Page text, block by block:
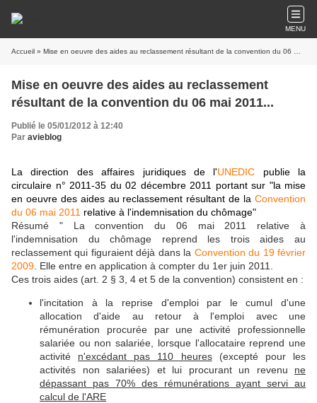
MENU
Accueil » Mise en oeuvre des aides au reclassement résultant de la convention du 06 mai 2011...
Mise en oeuvre des aides au reclassement
résultant de la convention du 06 mai 2011...
Publié le 05/01/2012 à 12:40
Par avieblog
La direction des affaires juridiques de l'UNEDIC publie la
circulaire n° 2011-35 du 02 décembre 2011 portant sur "la mise
en oeuvre des aides au reclassement résultant de la Convention
du 06 mai 2011 relative à l'indemnisation du chômage"
Résumé " La convention du 06 mai 2011 relative à
l'indemnisation du chômage reprend les trois aides au
reclassement qui figuraient déjà dans la Convention du 19 février
2009 . Elle entre en application à compter du 1er juin 2011.
Ces trois aides (art. 2 § 3, 4 et 5 de la convention) consistent en :
l'incitation à la reprise d'emploi par le cumul d'une
allocation d'aide au retour à l'emploi avec une
rémunération procurée par une activité professionnelle
salariée ou non salariée, lorsque l'allocataire reprend une
activité n'excédant pas 110 heures(excepté pour les
activités non salariées) et lui procurant un revenu ne
dépassant pas 70% des rémunérations ayant servi au
calcul de l'ARE